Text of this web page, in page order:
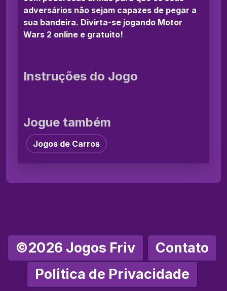
adversários não sejam capazes de pegar a
sua bandeira. Divirta-se jogando Motor
Wars 2 online e gratuito!
Instruções do Jogo
Jogue também
Jogos de Carros
©2026 Jogos Friv
Contato
Politica de Privacidade